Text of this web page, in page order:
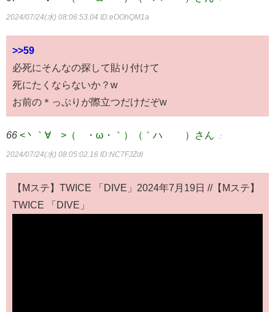
2024/07/24(水) 08:06:53.04 ID:eOOhQM1a
>>59
必死にそんなの探して貼り付けて
死にたくならないか？w
お前の＊っぷりが際立つだけだぞw
66 <丶｀∀´>（´・ω・｀）（｀ハ´ ）さん ：
2024/07/24(水) 08:05:02.16 ID:NC7FJZdl
【Mステ】TWICE 「DIVE」2024年7月19日 //【Mステ】
TWICE 「DIVE」